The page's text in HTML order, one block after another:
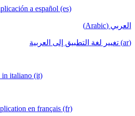
a español (es)
العربي (Arabic)
(ar) تغيير لغة التطبيق إلى العربية
in italiano (it)
en français (fr)